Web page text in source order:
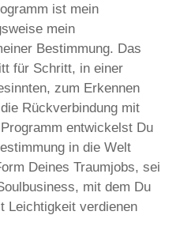
ist mein
mein
Bestimmung. Das
für Schritt, in einer
zum Erkennen
Rückverbindung mit
entwickelst Du
in die Welt
Deines Traumjobs, sei
mit dem Du
Leichtigkeit verdienen